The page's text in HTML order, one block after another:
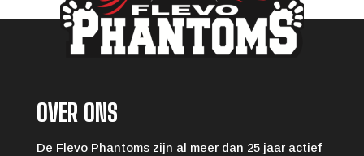
OVER ONS
De Flevo Phantoms zijn al meer dan 25 jaar actief